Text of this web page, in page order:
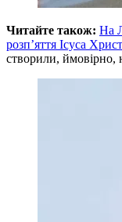
Читайте також: На
розп’яття Ісуса
створили, ймовірно,